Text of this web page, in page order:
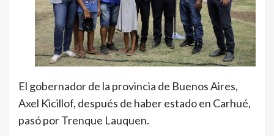
El gobernador de la provincia de Buenos Aires,
Axel Kicillof, después de haber estado en Carhué,
pasó por Trenque Lauquen.